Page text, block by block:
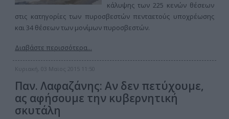
κάλυψης των 225 κενών θέσεων
στις κατηγορίες των πυροσβεστών πενταετούς υποχρέωσης
και 34 θέσεων των μονίμων πυροσβεστών.
Διαβάστε περισσότερα...
Κυριακή, 03 Μαϊος 2015 11:50
Παν. Λαφαζάνης: Αν δεν πετύχουμε,
ας αφήσουμε την κυβερνητική
σκυτάλη